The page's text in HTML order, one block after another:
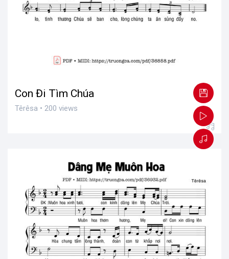
Con Đi Tìm Chúa
Têrêsa • 200 views